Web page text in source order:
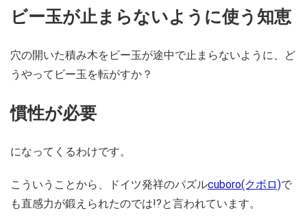
ビー玉が止まらないように使う知恵
穴の開いた積み木をビー玉が途中で止まらないように、ど
うやってビー玉を転がすか？
慣性が必要
になってくるわけです。
こういうことから、ドイツ発祥のパズルcuboro(クボロ)で
も直感力が鍛えられたのでは!?と言われています。